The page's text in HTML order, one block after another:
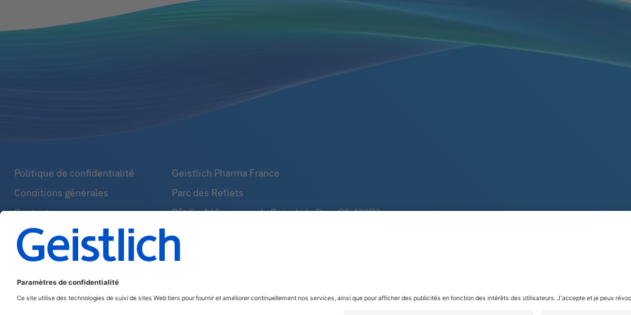
Politique de confidentialité
Conditions générales
Contact
FAQ
Geistlich Pharma France
Parc des Reflets
Bât C - 165 avenue du Bois de la Pie - CS 43073